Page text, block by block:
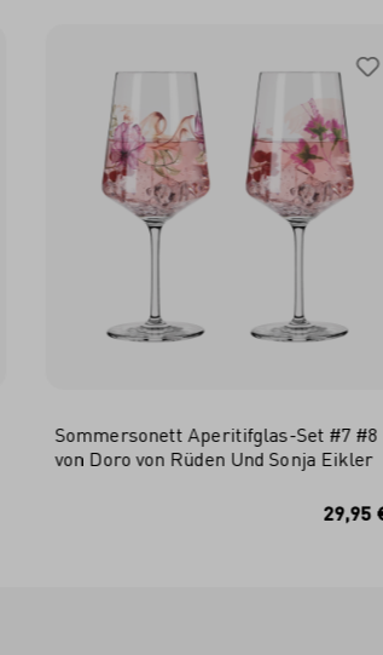
Sommersonett Aperitifglas-Set #7 #8
von Doro von Rüden Und Sonja Eikler
29,95